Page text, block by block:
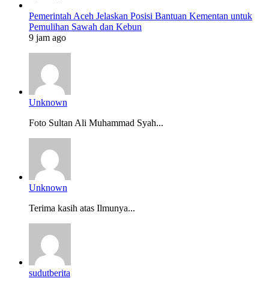
Pemerintah Aceh Jelaskan Posisi Bantuan Kementan untuk
Pemulihan Sawah dan Kebun
9 jam ago
Unknown
Foto Sultan Ali Muhammad Syah...
Unknown
Terima kasih atas Ilmunya...
sudutberita